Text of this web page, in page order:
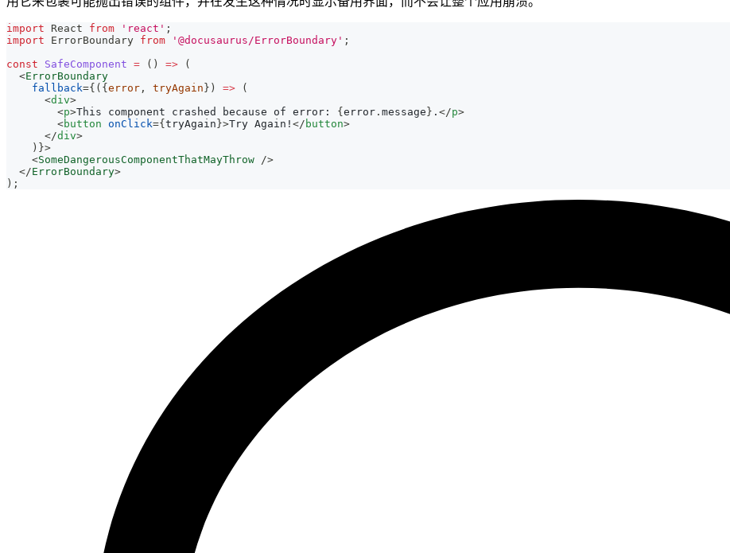
import React from 'react' ;
import
ErrorBoundary from '@docusaurus/ErrorBoundary' ;
const
SafeComponent = ( ) =>
(
<ErrorBoundary
fallback={ ( {error , tryAgain} ) =>
(
<div>
<p>This component crashed because of error: {error . message} . </p>
<button onClick={tryAgain}>Try Again! </ button>
</div>
) }>
<SomeDangerousComponentThatMayThrow
/>
</ErrorBoundary>
) ;